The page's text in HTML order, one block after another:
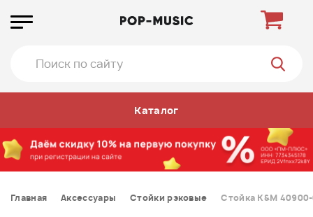
Каталог
Главная Аксессуары Стойки рэковые Стойка K&M